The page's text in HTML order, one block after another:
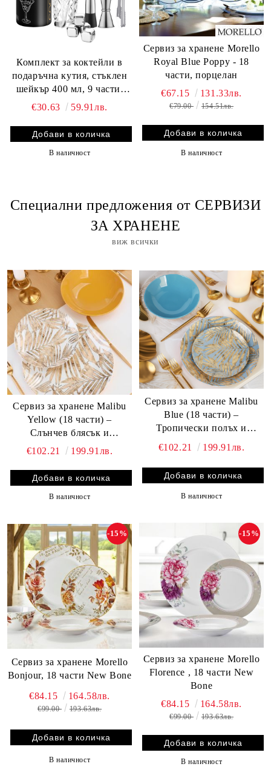
Комплект за коктейли в
подаръчна кутия, стъклен
шейкър 400 мл, 9 части,
Morello
€30.63 59.91лв.
В наличност
Сервиз за хранене Morello
Royal Blue Poppy - 18
части, порцелан
€67.15 131.33лв.
€79.00 154.51лв.
В наличност
Специални предложения от СЕРВИЗИ
ЗА ХРАНЕНЕ
виж всички
Сервиз за хранене Malibu
Yellow (18 части) –
Слънчев блясък и
екзотичен шик
€102.21 199.91лв.
В наличност
Сервиз за хранене Malibu
Blue (18 части) –
Тропически полъх и
златист блясък
€102.21 199.91лв.
В наличност
Сервиз за хранене Morello
Bonjour, 18 части New Bone
-15%
€84.15 164.58лв.
€99.00 193.63лв.
В наличност
Сервиз за хранене Morello
Florence , 18 части New
Bone
-15%
€84.15 164.58лв.
€99.00 193.63лв.
В наличност